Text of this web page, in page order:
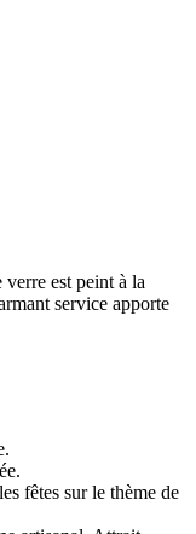
est peint à la
service apporte
fêtes sur le thème de